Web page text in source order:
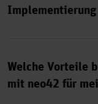
Anpassungen,
sicherzustellen,
Welche Vorteile
mit neo42 für